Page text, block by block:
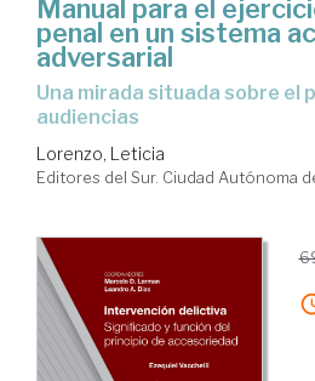
Manual para el
penal en un sistema
adversarial
Una mirada situada sobre el proceso por
audiencias
Lorenzo, Leticia
Editores del Sur. Ciudad Autónoma